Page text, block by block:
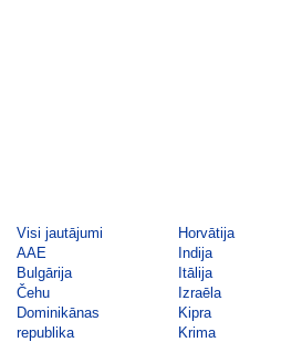
Visi jautājumi
AAE
Bulgārija
Čehu
Dominikānas
republika
Horvātija
Indija
Itālija
Izraēla
Kipra
Krima